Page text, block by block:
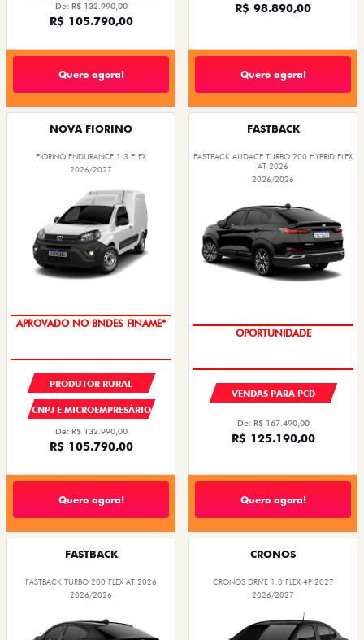
De: R$ 132.990,00
R$ 105.790,00
Quero agora!
R$ 98.890,00
Quero agora!
NOVA FIORINO
FIORINO ENDURANCE 1.3 FLEX
2026/2027
APROVADO NO BNDES FINAME*
PRODUTOR RURAL
CNPJ E MICROEMPRESÁRIO
De: R$ 132.990,00
R$ 105.790,00
Quero agora!
FASTBACK
FASTBACK AUDACE TURBO 200 HYBRID FLEX
AT 2026
2026/2026
OPORTUNIDADE
VENDAS PARA PCD
De: R$ 167.490,00
R$ 125.190,00
Quero agora!
FASTBACK
FASTBACK TURBO 200 FLEX AT 2026
2026/2026
CRONOS
CRONOS DRIVE 1.0 FLEX 4P 2027
2026/2027